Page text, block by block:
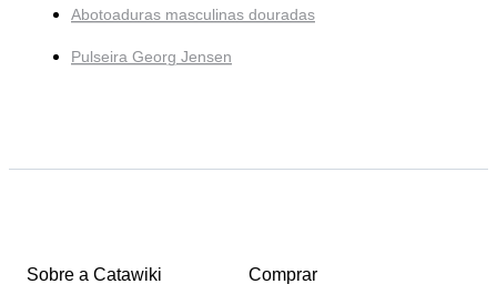
Abotoaduras masculinas douradas
Pulseira Georg Jensen
Sobre a Catawiki Comprar